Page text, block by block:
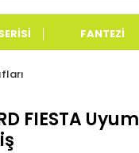
FANTEZİ
FIESTA